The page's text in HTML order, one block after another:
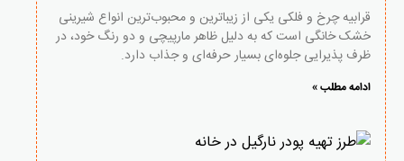
قرابیه چرخ و فلکی یکی از زیباترین و محبوب‌ترین انواع شیرینی
خشک خانگی است که به دلیل ظاهر مارپیچی و دو رنگ خود، در
ظرف پذیرایی جلوه‌ای بسیار حرفه‌ای و جذاب دارد.
ادامه مطلب »